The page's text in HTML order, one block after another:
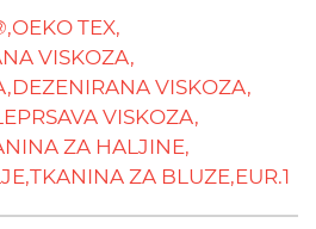
OEKO TEX,
VISKOZA,
DEZENIRANA VISKOZA,
VISKOZA,
ZA HALJINE,
TKANINA ZA BLUZE,EUR.1